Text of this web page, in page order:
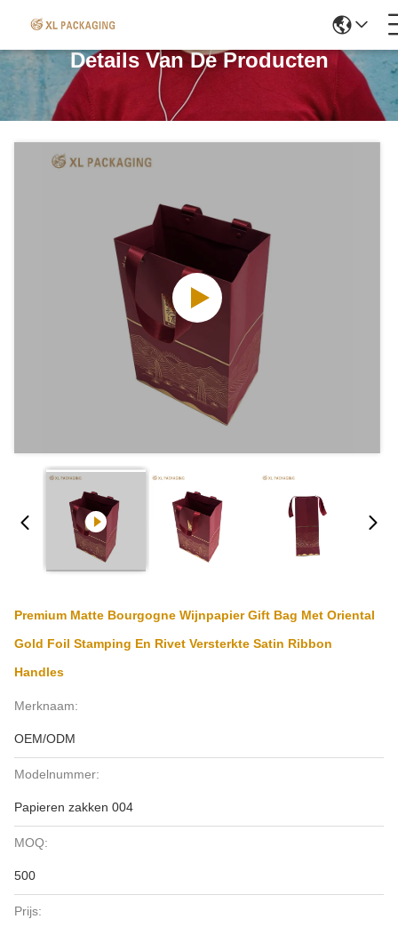
Details Van De Producten
Premium Matte Bourgogne Wijnpapier Gift Bag Met Oriental
Gold Foil Stamping En Rivet Versterkte Satin Ribbon
Handles
Merknaam:
OEM/ODM
Modelnummer:
Papieren zakken 004
MOQ:
500
Prijs: